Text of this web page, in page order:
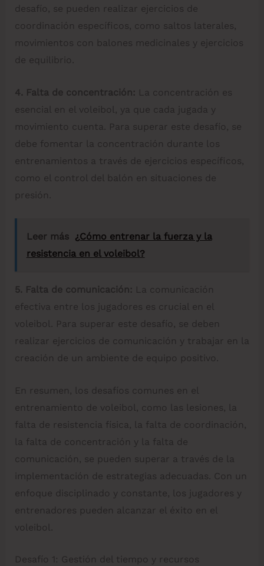
desafío, se pueden realizar ejercicios de
coordinación específicos, como saltos laterales,
movimientos con balones medicinales y ejercicios
de equilibrio.
4. Falta de concentración: La concentración es
esencial en el voleibol, ya que cada jugada y
movimiento cuenta. Para superar este desafío, se
debe fomentar la concentración durante los
entrenamientos a través de ejercicios específicos,
como el control del balón en situaciones de
presión.
Leer más ¿Cómo entrenar la fuerza y la
resistencia en el voleibol?
5. Falta de comunicación: La comunicación
efectiva entre los jugadores es crucial en el
voleibol. Para superar este desafío, se deben
realizar ejercicios de comunicación y trabajar en la
creación de un ambiente de equipo positivo.
En resumen, los desafíos comunes en el
entrenamiento de voleibol, como las lesiones, la
falta de resistencia física, la falta de coordinación,
la falta de concentración y la falta de
comunicación, se pueden superar a través de la
implementación de estrategias adecuadas. Con un
enfoque disciplinado y constante, los jugadores y
entrenadores pueden alcanzar el éxito en el
voleibol.
Desafío 1: Gestión del tiempo y recursos